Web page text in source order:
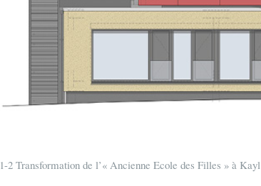
1-2 Transformation de l’« Ancienne Ecole des Filles » à Kayl